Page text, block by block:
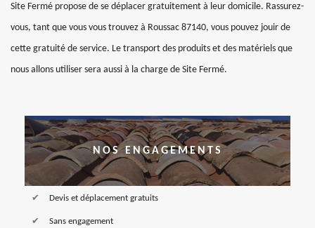
Site Fermé propose de se déplacer gratuitement à leur domicile. Rassurez-
vous, tant que vous vous trouvez à Roussac 87140, vous pouvez jouir de
cette gratuité de service. Le transport des produits et des matériels que
nous allons utiliser sera aussi à la charge de Site Fermé.
NOS ENGAGEMENTS
Devis et déplacement gratuits
Sans engagement